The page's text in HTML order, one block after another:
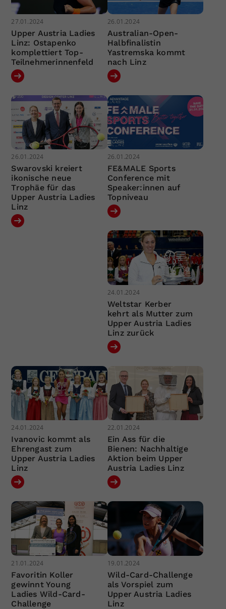
27.01.2024
Upper Austria Ladies
Linz: Ostapenko
komplettiert Top-
Teilnehmerinnenfeld
26.01.2024
Australian-Open-
Halbfinalistin
Yastremska kommt
nach Linz
26.01.2024
Swarovski kreiert
ikonische neue
Trophäe für das
Upper Austria Ladies
Linz
26.01.2024
FE&MALE Sports
Conference mit
Speaker:innen auf
Topniveau
24.01.2024
Weltstar Kerber
kehrt als Mutter zum
Upper Austria Ladies
Linz zurück
24.01.2024
Ivanovic kommt als
Ehrengast zum
Upper Austria Ladies
Linz
22.01.2024
Ein Ass für die
Bienen: Nachhaltige
Aktion beim Upper
Austria Ladies Linz
21.01.2024
Favoritin Koller
gewinnt Young
Ladies Wild-Card-
Challenge
19.01.2024
Wild-Card-Challenge
als Vorspiel zum
Upper Austria Ladies
Linz